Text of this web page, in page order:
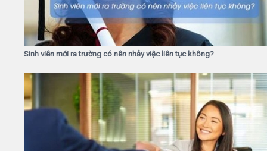
Sinh viên mới ra trường có nên nhảy việc liên tục không?